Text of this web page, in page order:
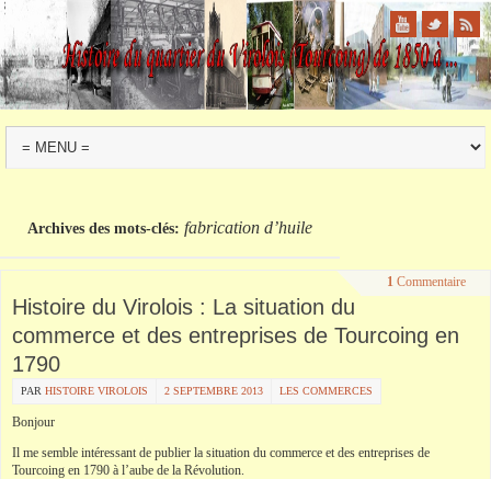
Archives des mots-clés: fabrication d’huile
1 Commentaire
Histoire du Virolois : La situation du
commerce et des entreprises de Tourcoing en
1790
PAR HISTOIRE VIROLOIS 2 SEPTEMBRE 2013 LES COMMERCES
Bonjour
Il me semble intéressant de publier la situation du commerce et des entreprises de
Tourcoing en 1790 à l’aube de la Révolution.